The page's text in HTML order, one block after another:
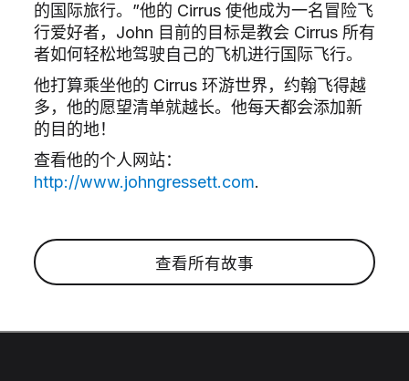
的国际旅行。”他的 Cirrus 使他成为一名冒险飞
行爱好者，John 目前的目标是教会 Cirrus 所有
者如何轻松地驾驶自己的飞机进行国际飞行。
他打算乘坐他的 Cirrus 环游世界，约翰飞得越
多，他的愿望清单就越长。他每天都会添加新
的目的地！
查看他的个人网站：
http://www.johngressett.com.
查看所有故事